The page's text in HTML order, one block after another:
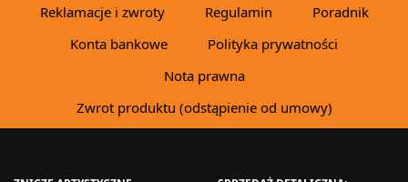
Reklamacje i zwroty
Regulamin
Poradnik
Konta bankowe
Polityka prywatności
Nota prawna
Zwrot produktu (odstąpienie od umowy)